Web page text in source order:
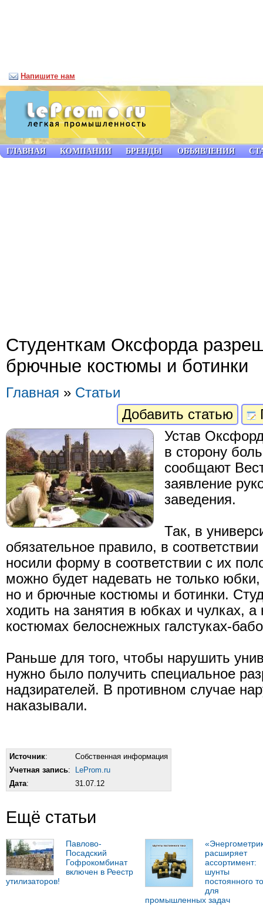
Cтуденткам Оксфорда
брючные костюмы и ботинки
Главная » Статьи
Добавить статью
Устав
в сторону
сообщают
заявление
заведения.
Так, в
обязательное правило, в
носили форму в соответствии с их
можно будет надевать не только
но и брючные костюмы и ботинки.
ходить на занятия в юбках и чулках,
костюмах белоснежных галстуках-
Раньше для того, чтобы нарушить
нужно было получить специальное
надзирателей. В противном случае
наказывали.
Источник:
Собственная информация
Учетная запись:
LeProm.ru
Дата: 31.07.12
Ещё статьи
Павлово-
Посадский
Гофрокомбинат
включен в Реестр
утилизаторов!
расширяет
ассортимент:
шунты
постоянного
для
промышленных задач
ГЛАВНАЯ КОМПАНИИ БРЕНДЫ ОБЪЯВЛЕНИЯ
Напишите нам